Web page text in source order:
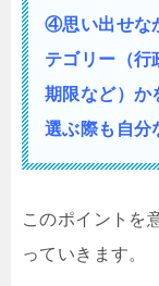
④思い出せな
テゴリー（行
期限など）か
選ぶ際も自分
このポイントを
っていきます。